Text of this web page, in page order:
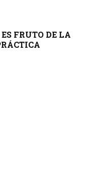
FRUTO DE LA